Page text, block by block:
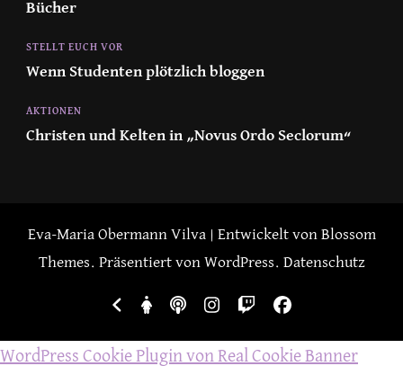
Bücher
STELLT EUCH VOR
Wenn Studenten plötzlich bloggen
AKTIONEN
Christen und Kelten in „Novus Ordo Seclorum“
Eva-Maria ObermannVilva | Entwickelt von Blossom
Themes. Präsentiert von WordPress. Datenschutz
WordPress Cookie Plugin von Real Cookie Banner